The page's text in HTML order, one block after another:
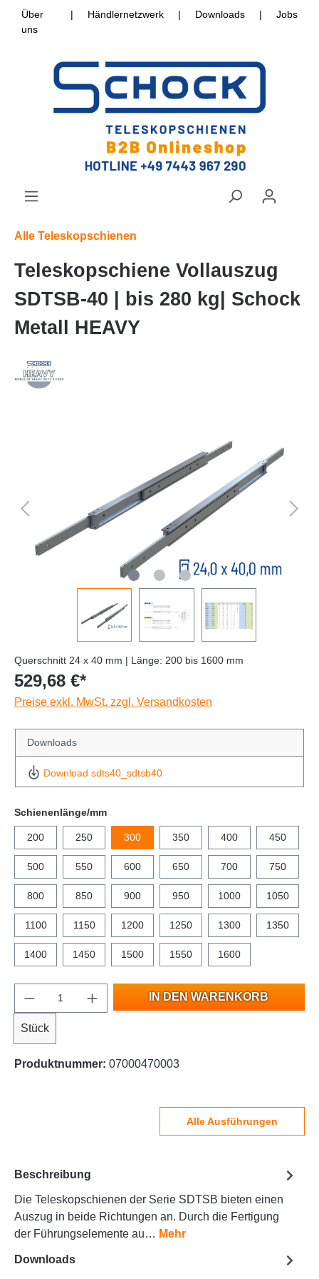
Über
uns
| Händlernetzwerk | Downloads | Jobs
Alle Teleskopschienen
Teleskopschiene Vollauszug
SDTSB-40 | bis 280 kg| Schock
Metall HEAVY
Querschnitt 24 x 40 mm | Länge: 200 bis 1600 mm
529,68 €*
Preise exkl. MwSt. zzgl. Versandkosten
Downloads
Download sdts40_sdtsb40
Schienenlänge/mm
200 250 300 350 400 450
500 550 600 650 700 750
800 850 900 950 1000 1050
1100 1150 1200 1250 1300 1350
1400 1450 1500 1550 1600
Stück
IN DEN WARENKORB
Produktnummer: 07000470003
Alle Ausführungen
Beschreibung
Die Teleskopschienen der Serie SDTSB bieten einen
Auszug in beide Richtungen an. Durch die Fertigung
der Führungselemente au… Mehr
Downloads